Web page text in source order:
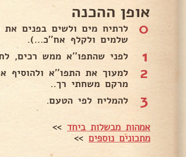
אופן ההכנה
0
שלמים ולקלף אח''כ...).
1 לפני שהתפו''א ממש רכים,
2
למעוך את התפו''א
מרקם משחתי רך..
3 להמליח לפי הטעם.
אמהות מבשלות ביחד >>
מתכונים נוספים>>